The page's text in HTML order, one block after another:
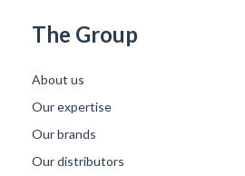
The Group
About us
Our expertise
Our brands
Our distributors